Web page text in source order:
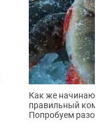
Как же
правильный
Попробуем